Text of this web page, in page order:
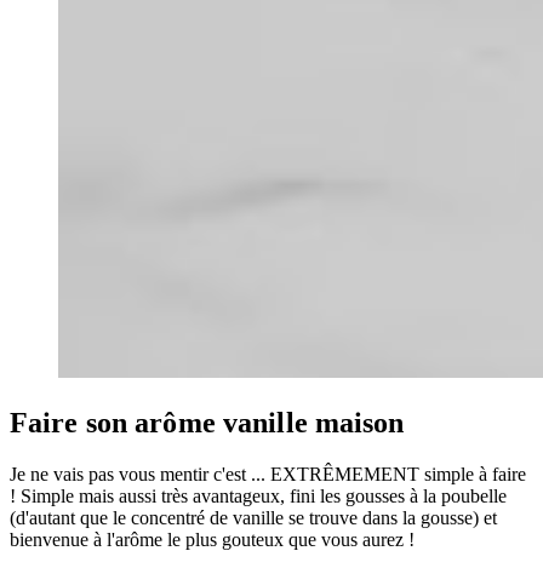
Faire son arôme vanille maison
Je ne vais pas vous mentir c'est ... EXTRÊMEMENT simple à faire
! Simple mais aussi très avantageux, fini les gousses à la poubelle
(d'autant que le concentré de vanille se trouve dans la gousse) et
bienvenue à l'arôme le plus gouteux que vous aurez !